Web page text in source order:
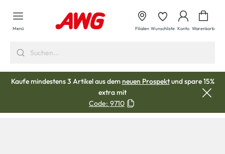
springen
Menü Filialen Wunschliste Konto Warenkorb
Kaufe mindestens 3 Artikel aus demneuen Prospektund spare 15%
extra mit
Code: 9710